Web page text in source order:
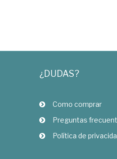
¿DUDAS?
Como comprar
Preguntas
Política de